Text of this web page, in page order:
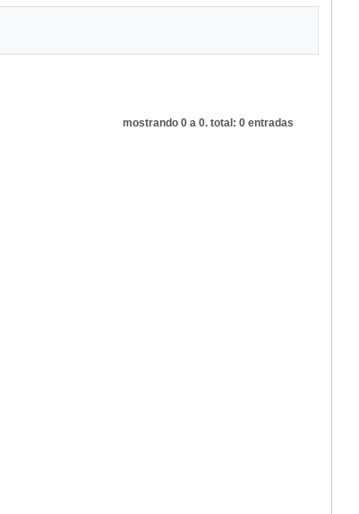
mostrando 0 a 0. total: 0 entradas